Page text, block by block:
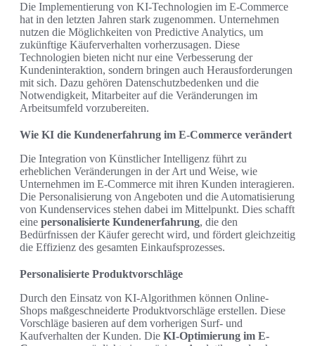
Die Implementierung von KI-Technologien im E-Commerce
hat in den letzten Jahren stark zugenommen. Unternehmen
nutzen die Möglichkeiten von Predictive Analytics, um
zukünftige Käuferverhalten vorherzusagen. Diese
Technologien bieten nicht nur eine Verbesserung der
Kundeninteraktion, sondern bringen auch Herausforderungen
mit sich. Dazu gehören Datenschutzbedenken und die
Notwendigkeit, Mitarbeiter auf die Veränderungen im
Arbeitsumfeld vorzubereiten.
Wie KI die Kundenerfahrung im E-Commerce verändert
Die Integration von Künstlicher Intelligenz führt zu
erheblichen Veränderungen in der Art und Weise, wie
Unternehmen im E-Commerce mit ihren Kunden interagieren.
Die Personalisierung von Angeboten und die Automatisierung
von Kundenservices stehen dabei im Mittelpunkt. Dies schafft
eine personalisierte Kundenerfahrung, die den
Bedürfnissen der Käufer gerecht wird, und fördert gleichzeitig
die Effizienz des gesamten Einkaufsprozesses.
Personalisierte Produktvorschläge
Durch den Einsatz von KI-Algorithmen können Online-
Shops maßgeschneiderte Produktvorschläge erstellen. Diese
Vorschläge basieren auf dem vorherigen Surf- und
Kaufverhalten der Kunden. Die KI-Optimierung im E-